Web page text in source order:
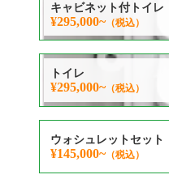
キャビネット付トイレ
¥295,000~（税込）
トイレ
¥295,000~（税込）
ウォシュレットセット
¥145,000~（税込）